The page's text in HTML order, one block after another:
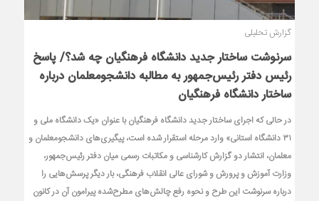
گزارش تحلیلی
سرنوشت ساختار جدید دانشگاه فرهنگیان چه شد؟/ پاسخ
رئیس دفتر رئیس‌جمهور به مطالبه دانشجومعلمان درباره
ساختار دانشگاه فرهنگیان
در حالی که اجرای ساختار جدید دانشگاه فرهنگیان با عنوان «یک دانشگاه ملی و
۳۱ دانشگاه استانی» وارد مرحله استقرار شده است، پیگیری‌های دانشجومعلمان و
معلمان، انتشار دو گزارش کارشناسی و مکاتبات رسمی میان دفتر رئیس‌جمهور،
وزارت آموزش و پرورش و شورای عالی انقلاب فرهنگی، بار دیگر پرسش‌هایی را
درباره سرنوشت این طرح و نحوه رفع چالش‌های مطرح‌شده پیرامون آن در کانون